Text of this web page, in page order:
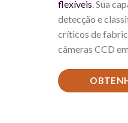
flexíveis . Sua
detecção e
críticos de
câmeras CCD